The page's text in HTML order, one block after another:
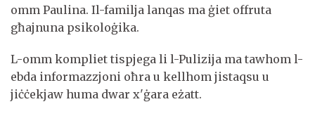
omm Paulina. Il-familja lanqas ma ġiet offruta
għajnuna psikoloġika.
L-omm kompliet tispjega li l-Pulizija ma tawhom l-
ebda informazzjoni oħra u kellhom jistaqsu u
jiċċekjaw huma dwar x'ġara eżatt.